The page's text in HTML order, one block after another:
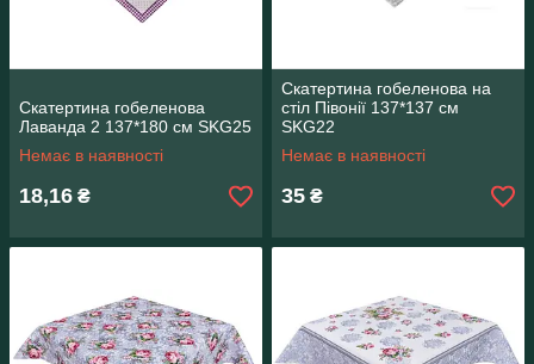
Скатертина гобеленова
Лаванда 2 137*180 см SKG25
Немає в наявності
18,16 ₴
Скатертина гобеленова на
стіл Півонії 137*137 см
SKG22
Немає в наявності
35 ₴